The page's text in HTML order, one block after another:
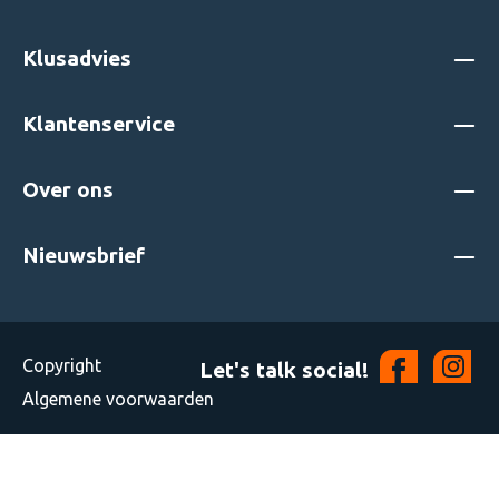
Klusadvies
Klantenservice
Over ons
Nieuwsbrief
Copyright Let's talk social!
Algemene voorwaarden